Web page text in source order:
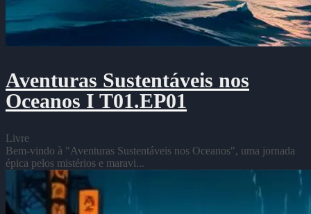
Aventuras Sustentáveis nos
Oceanos I T01.EP01
Livre
Bem-vindo à "Aventuras Sustentáveis nos Oceanos", uma jornada
épica pelos mistérios e maravi...